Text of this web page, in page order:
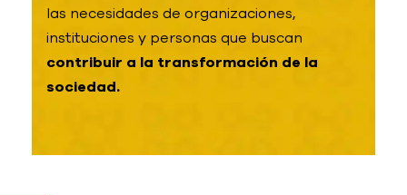
las necesidades de organizaciones,
instituciones y personas que buscan
contribuir a la transformación de la
sociedad.